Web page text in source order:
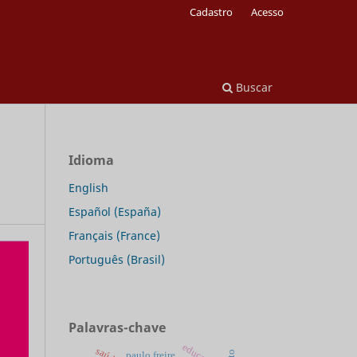
Buscar
Cadastro Acesso
Idioma
English
Español (España)
Français (France)
Português (Brasil)
Palavras-chave